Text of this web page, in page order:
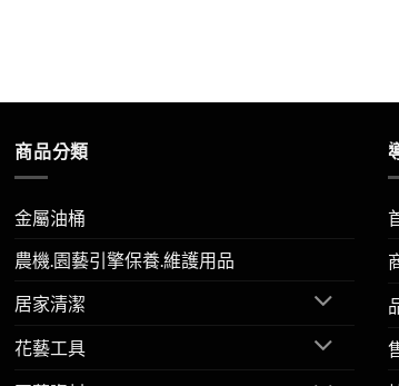
商品分類
金屬油桶
農機.園藝引擎保養.維護用品
居家清潔
花藝工具